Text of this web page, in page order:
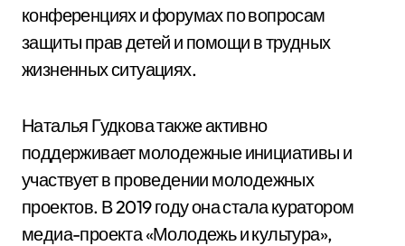
конференциях и форумах по вопросам
защиты прав детей и помощи в трудных
жизненных ситуациях.
Наталья Гудкова также активно
поддерживает молодежные инициативы и
участвует в проведении молодежных
проектов. В 2019 году она стала куратором
медиа-проекта «Молодежь и культура»,